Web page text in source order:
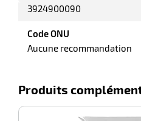
3924900090
Code ONU
Aucune recommandation
Produits